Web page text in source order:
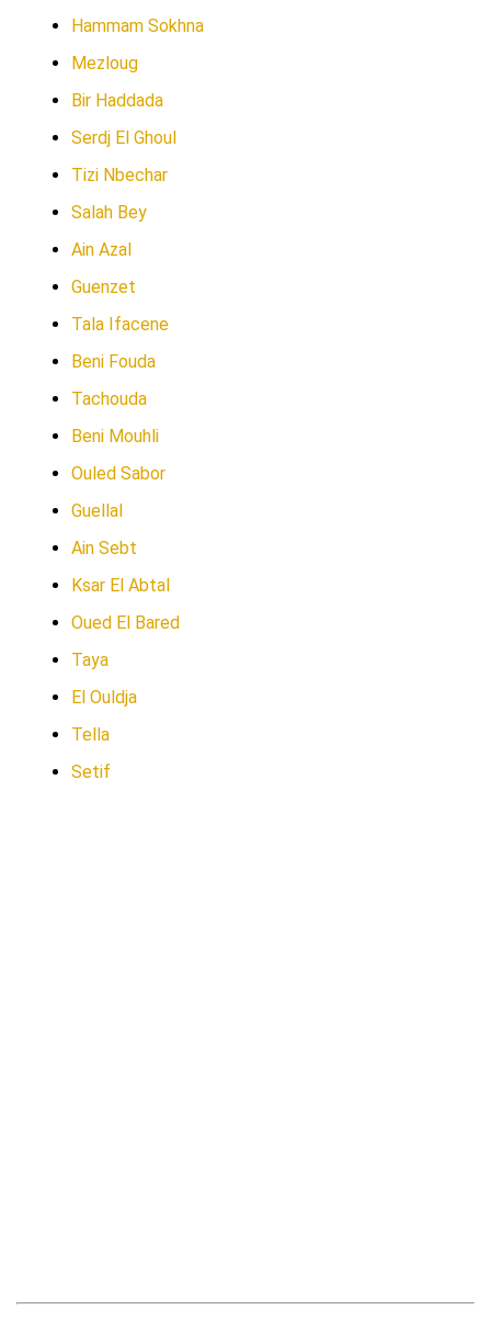
Hammam Sokhna
Mezloug
Bir Haddada
Serdj El Ghoul
Tizi Nbechar
Salah Bey
Ain Azal
Guenzet
Tala Ifacene
Beni Fouda
Tachouda
Beni Mouhli
Ouled Sabor
Guellal
Ain Sebt
Ksar El Abtal
Oued El Bared
Taya
El Ouldja
Tella
Setif